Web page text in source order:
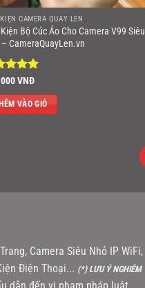
CAMERA QUAY LÉN
Bộ Cúc Áo Cho Camera V99 Siêu
CameraQuayLen.vn
xếp
VNĐ
VÀO GIỎ
Camera Siêu Nhỏ IP WiFi,
Điện Thoại... (*) LƯU Ý NGHIÊM